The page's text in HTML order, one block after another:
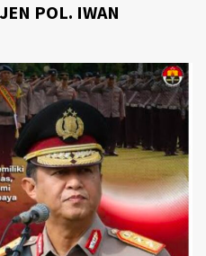
POL. IWAN